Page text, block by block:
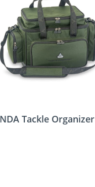
Tackle Organizer